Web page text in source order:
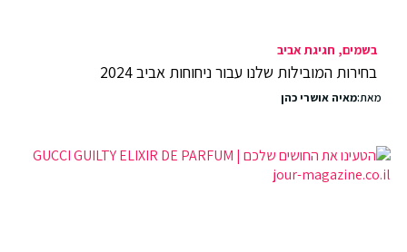
בשמים חגיגת אביב
בחירות המובילות שלנו עבור ניחוחות אביב 2024
מאת:מאיה אושרי כהן